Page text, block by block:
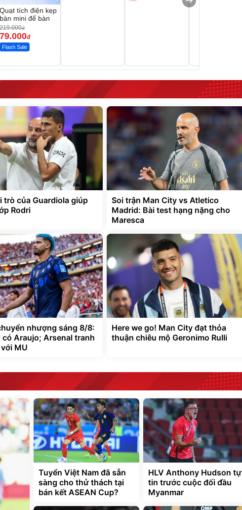
Quạt tích điện kẹp
bàn mini để bàn
219.000đ
79.000đ
Flash Sale
trò của Guardiola giúp
Rodri
Soi trận Man City vs Atletico
Madrid: Bài test hạng nặng cho
Maresca
nhượng sáng 8/8:
có Araujo; Arsenal tranh
MU
Here we go! Man City đạt thỏa
thuận chiêu mộ Geronimo Rulli
Tuyển Việt Nam đã sẵn
sàng cho thử thách tại
bán kết ASEAN Cup?
HLV Anthony Hudson tự
tin trước cuộc đối đầu
Myanmar